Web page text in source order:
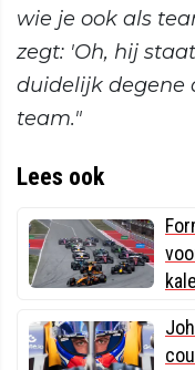
wie je ook als
zegt: 'Oh, hij
duidelijk degene
team."
Lees ook